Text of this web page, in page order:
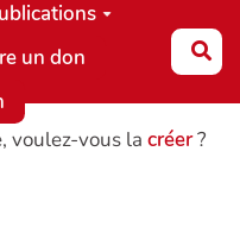
un don
voulez-vous la créer?